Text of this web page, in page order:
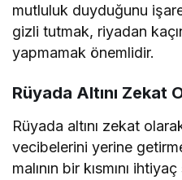
mutluluk duyduğunu
gizli tutmak, riyadan
yapmamak önemlidir.
Rüyada Altını Zekat
Rüyada altını zekat
vecibelerini yerine
malının bir kısmını